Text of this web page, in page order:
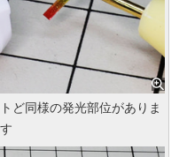
ど同様の発光部位がありま